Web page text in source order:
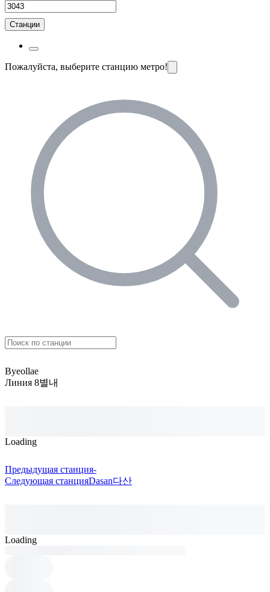
Станции
Пожалуйста, выберите станцию метро!
Byeollae
Линия 8별내
Loading
Предыдущая станция-
Следующая станцияDasan다산
Loading